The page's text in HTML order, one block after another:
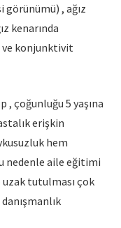
, ağız
kenarında
konjunktivit
, çoğunluğu 5 yaşına
erişkin
hem
nedenle aile eğitimi
tutulması çok